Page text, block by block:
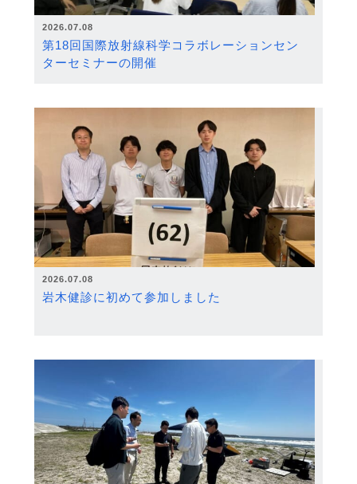
2026.07.08
第18回国際放射線科学コラボレーションセン
ターセミナーの開催
2026.07.08
岩木健診に初めて参加しました